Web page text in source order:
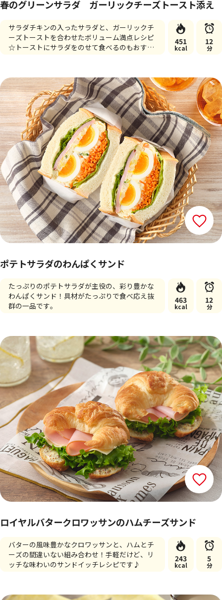
春のグリーンサラダ ガーリックチーズトースト添え
サラダチキンの入ったサラダと、ガーリックチ
ーズトーストを合わせたボリューム満点レシピ
☆トーストにサラダをのせて食べるのもおすす
451
kcal
12
分
ポテトサラダのわんぱくサンド
たっぷりのポテトサラダが主役の、彩り豊かな
わんぱくサンド！具材がたっぷりで食べ応え抜
群の一品です。
463
kcal
12
分
ロイヤルバタークロワッサンのハムチーズサンド
バターの風味豊かなクロワッサンと、ハムとチ
ーズの間違いない組み合わせ！手軽だけど、リ
ッチな味わいのサンドイッチレシピです♪
243
kcal
5
分